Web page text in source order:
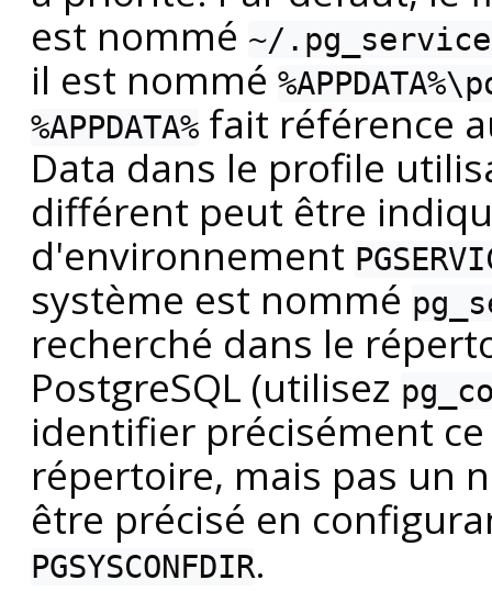
est nommé ~/
il est nommé
%APPDATA% fait référence
Data dans le profile
différent peut être
d'environnement
système est nommé
recherché dans le
PostgreSQL (utilisez
identifier précisément
répertoire, mais pas un
être précisé en
PGSYSCONFDIR.